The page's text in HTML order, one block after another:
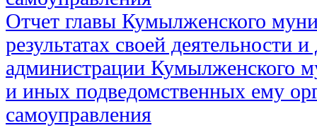
Отчет главы Кумылженского
результатах своей деятельности
администрации Кумылженского
и иных подведомственных ему
самоуправления